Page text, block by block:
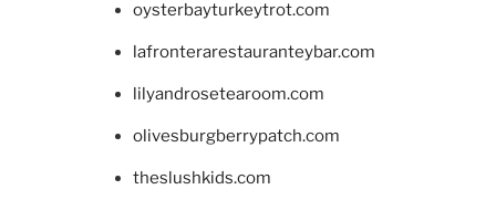
oysterbayturkeytrot.com
lafronterarestauranteybar.com
lilyandrosetearoom.com
olivesburgberrypatch.com
theslushkids.com